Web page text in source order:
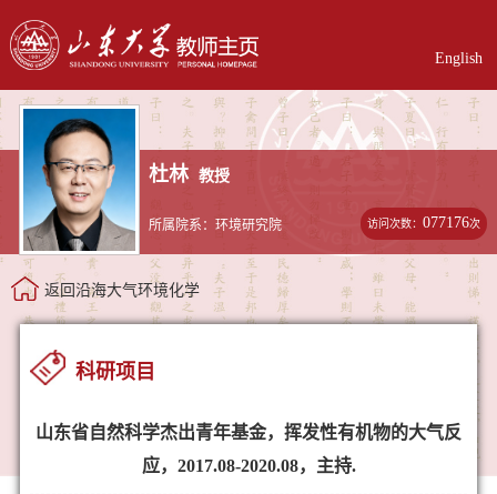
English
杜林 教授
所属院系：环境研究院 访问次数：077176次
返回沿海大气环境化学
科研项目
山东省自然科学杰出青年基金，挥发性有机物的大气反
应，2017.08-2020.08，主持.